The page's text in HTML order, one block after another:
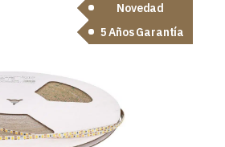
Novedad
5 Años Garantía